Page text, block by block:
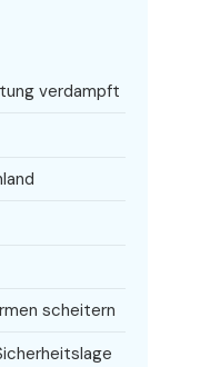
verdampft
scheitern